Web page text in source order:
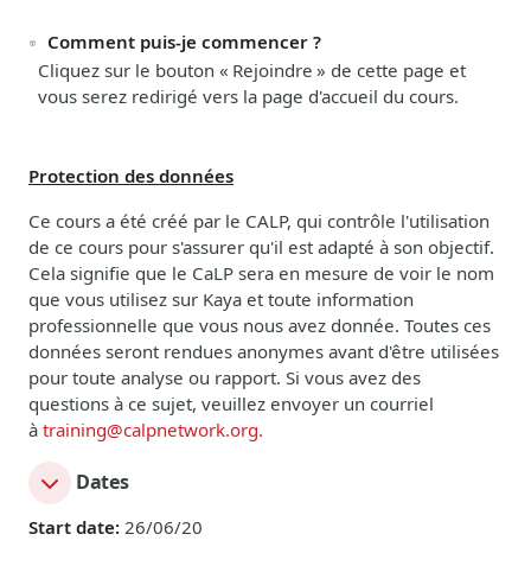
Comment puis-je commencer ?
Cliquez sur le bouton « Rejoindre » de cette page et
vous serez redirigé vers la page d'accueil du cours.
Protection des données
Ce cours a été créé par le CALP, qui contrôle l'utilisation
de ce cours pour s'assurer qu'il est adapté à son objectif.
Cela signifie que le CaLP sera en mesure de voir le nom
que vous utilisez sur Kaya et toute information
professionnelle que vous nous avez donnée. Toutes ces
données seront rendues anonymes avant d'être utilisées
pour toute analyse ou rapport. Si vous avez des
questions à ce sujet, veuillez envoyer un courriel
à training@calpnetwork.org.
Dates
Start date: 26/06/20